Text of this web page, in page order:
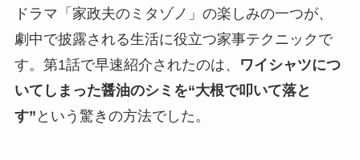
ドラマ「家政夫のミタゾノ」の楽しみの一つが、
劇中で披露される生活に役立つ家事テクニックで
す。第1話で早速紹介されたのは、
ワイシャツにつ
いてしまった醤油のシミを“大根で叩いて落と
す” という驚きの方法でした。